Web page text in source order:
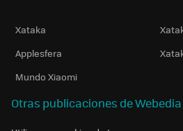
Xataka
Applesfera
Mundo Xiaomi
Otras publicaciones de Webedia